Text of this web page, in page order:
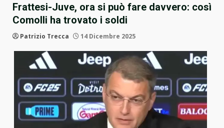
Frattesi-Juve, ora si può fare davvero: così
Comolli ha trovato i soldi
Patrizio Trecca 14 Dicembre 2025